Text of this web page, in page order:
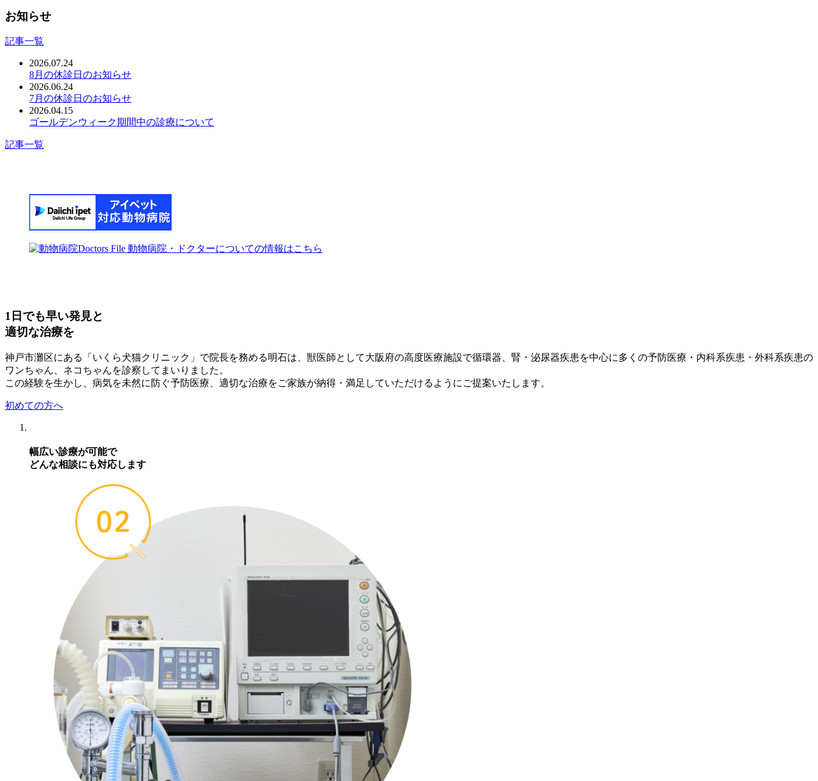
お知らせ
記事一覧
2026.07.24
8月の休診日のお知らせ
2026.06.24
7月の休診日のお知らせ
2026.04.15
ゴールデンウィーク期間中の診療について
記事一覧
1日でも早い発見と
適切な治療を
神戸市灘区にある「いくら犬猫クリニック」で院長を務める明石は、獣医師として大阪府の高度医療施設で循環器、腎・泌尿器疾患を中心に多くの予防医療・内科系疾患・外科系疾患の
ワンちゃん、ネコちゃんを診察してまいりました。
この経験を生かし、病気を未然に防ぐ予防医療、適切な治療をご家族が納得・満足していただけるようにご提案いたします。
初めての方へ
幅広い診療が可能で
どんな相談にも対応します